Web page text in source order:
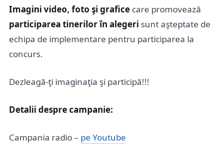
Imagini video, foto şi grafice care promovează
participarea tinerilor în alegeri sunt aşteptate de
echipa de implementare pentru participarea la
concurs.
Dezleagă-ţi imaginaţia şi participă!!!
Detalii despre campanie:
Campania radio – pe Youtube